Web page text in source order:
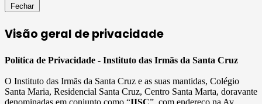
Fechar
Visão geral de privacidade
Política de Privacidade - Instituto das Irmãs da Santa Cruz
O Instituto das Irmãs da Santa Cruz e as suas mantidas, Colégio
Santa Maria, Residencial Santa Cruz, Centro Santa Marta, doravante
denominadas em conjunto como “IISC”, com endereço na Av.